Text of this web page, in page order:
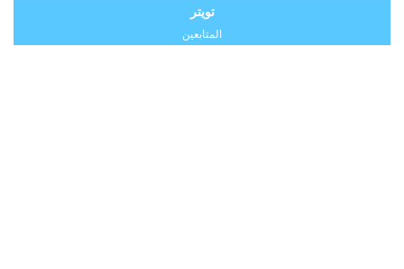
تويتر
المتابعين